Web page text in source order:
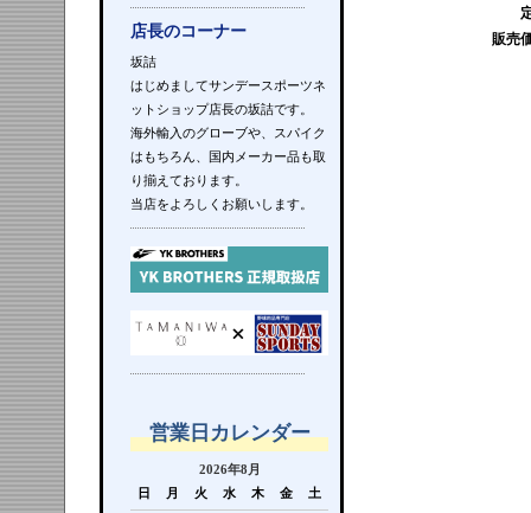
店長のコーナー
坂詰
はじめましてサンデースポーツネ
ットショップ店長の坂詰です。
海外輸入のグローブや、スパイク
はもちろん、国内メーカー品も取
り揃えております。
当店をよろしくお願いします。
営業日カレンダー
2026年8月
日
月 火 水 木 金 土
販売